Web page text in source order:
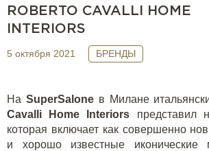
ROBERTO CAVALLI HOME
INTERIORS
5 октября 2021 БРЕНДЫ
На SuperSalone в Милане
Cavalli
Home Interiors
представил
которая включает как совершенно
и хорошо известные